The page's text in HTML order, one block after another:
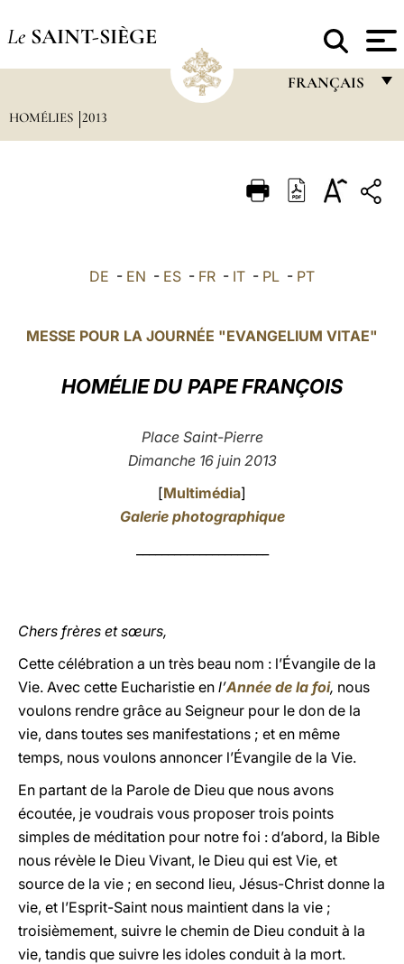
Le SAINT-SIÈGE
FRANÇAIS
ITALIANO
POLSKI
中文
HOMÉLIES 2013
DE - EN - ES - FR - IT - PL - PT
MESSE POUR LA JOURNÉE "EVANGELIUM VITAE"
HOMÉLIE DU PAPE FRANÇOIS
Place Saint-Pierre
Dimanche 16 juin 2013
[Multimédia]
Galerie photographique
Chers frères et sœurs,
Cette célébration a un très beau nom : l’Évangile de la
Vie. Avec cette Eucharistie en l’Année de la foi, nous
voulons rendre grâce au Seigneur pour le don de la
vie, dans toutes ses manifestations ; et en même
temps, nous voulons annoncer l’Évangile de la Vie.
En partant de la Parole de Dieu que nous avons
écoutée, je voudrais vous proposer trois points
simples de méditation pour notre foi : d’abord, la Bible
nous révèle le Dieu Vivant, le Dieu qui est Vie, et
source de la vie ; en second lieu, Jésus-Christ donne la
vie, et l’Esprit-Saint nous maintient dans la vie ;
troisièmement, suivre le chemin de Dieu conduit à la
vie, tandis que suivre les idoles conduit à la mort.